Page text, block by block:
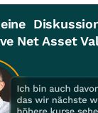
Net Asset